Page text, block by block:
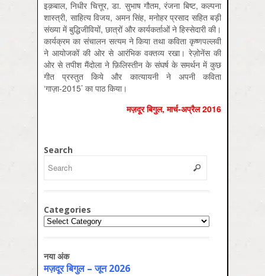
इक़बाल, निधीर चित्तूर, डा. सुभाष गौतम, रंजना बिष्ट, कल्पना
शास्त्री, साहित्‍य विजय, अमन सिंह, मनोहर प्रसाद सहित बड़ी
संख्या में बुद्धिजीवियों, छात्रों और कार्यकर्ताओं ने हिस्सेदारी की।
कार्यक्रम का संचालन सत्यम ने किया तथा कविता कृष्‍णपल्‍लवी
ने आयोजकों की ओर से आरंभिक वक्तव्य रखा। रेज़ोनेंस की
ओर से तपीश मैंदोला ने फ़ि‍लिस्तीन के संघर्ष के समर्थन में कुछ
गीत प्रस्तुत किये और कात्यायनी ने अपनी कविता
‘गाज़ा-2015’ का पाठ किया।
मज़दूर बिगुल, मार्च-अप्रैल 2016
Search
Categories
Categories
नया अंक
मज़दूर बिगुल – जून 2026